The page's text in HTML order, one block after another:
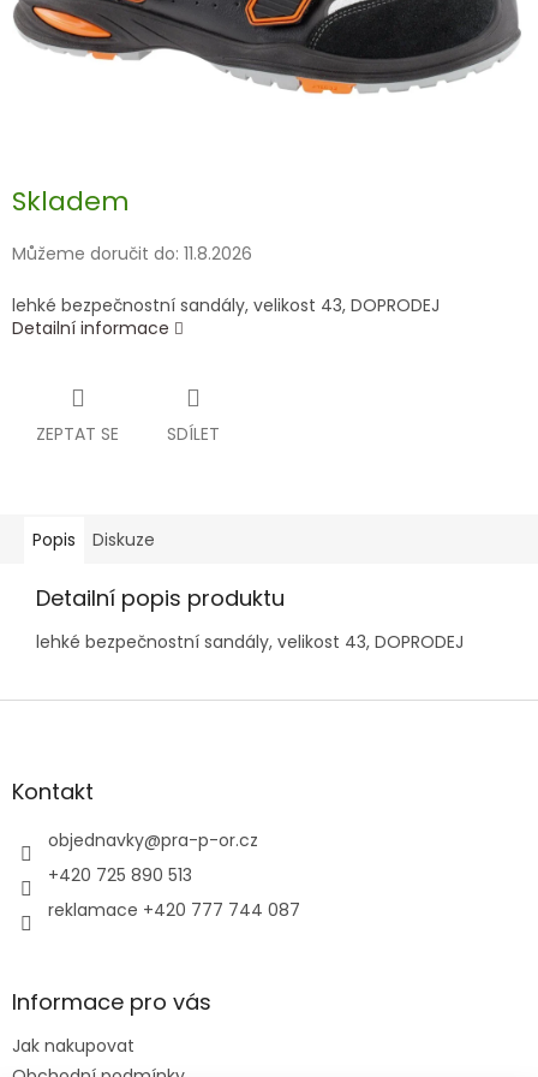
Skladem
Můžeme doručit do: 11.8.2026
lehké bezpečnostní sandály, velikost 43, DOPRODEJ
Detailní informace
ZEPTAT SE SDÍLET
Popis Diskuze
Detailní popis produktu
lehké bezpečnostní sandály, velikost 43, DOPRODEJ
Z
aKontakt
objednavky@pra-p-or.cz
+420 725 890 513
reklamace +420 777 744 087
Informace pro vás
Jak nakupovat